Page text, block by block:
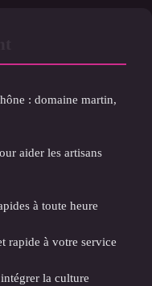
: domaine martin,
aider les artisans
à toute heure
rapide à votre service
la culture